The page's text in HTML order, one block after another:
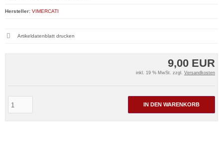
9,00 EUR
inkl. 19 % MwSt. zzgl. Versandkosten
IN DEN WARENKORB
Hersteller: VIMERCATI
Artikeldatenblatt drucken